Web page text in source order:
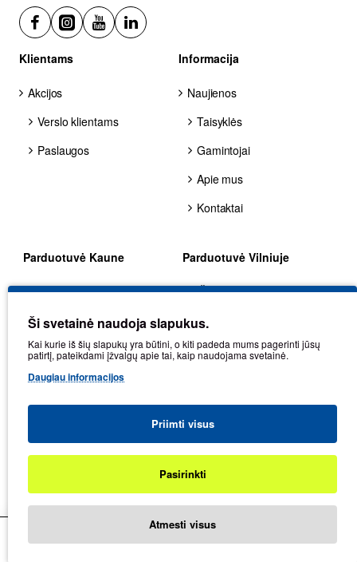
Klientams
Akcijos
Verslo klientams
Paslaugos
Informacija
Naujienos
Taisyklės
Gamintojai
Apie mus
Kontaktai
Parduotuvė Kaune
Stulginskio g. 41G, LT-
+370 602 25225
kaunas@balticdiag.eu
val.
Parduotuvė Vilniuje
Žirmūnų g. 70, LT-09124,
+370 680 80002
vilnius@balticdiag.eu
val.
2026 Baltic Diag | Visos teisės saugomos
Filtras
Ši svetainė naudoja slapukus.
Kai kurie iš šių slapukų yra būtini, o kiti padeda mums pagerinti jūsų
patirtį, pateikdami įžvalgų apie tai, kaip naudojama svetainė.
Daugiau informacijos
Priimti visus
Pasirinkti
Atmesti visus